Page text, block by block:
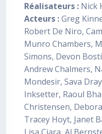
Réalisateurs : Nick
Acteurs :Greg
Robert De Niro,
Munro Chambers,
Simons, Devon
Andrew Chalmers,
Mondesir, Sava
Inksetter, Raoul
Christensen,
Tracey Hoyt, Janet